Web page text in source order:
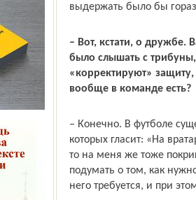
выдержать было бы
– Вот, кстати, о дружбе.
было слышать с
«корректируют» защиту,
вообще в команде есть?
– Конечно. В футболе
которых гласит: «На
то на меня же тоже
подумать о том, как
него требуется, и при